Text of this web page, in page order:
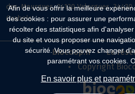
Afin de vous offrir la meilleure
des cookies : pour assurer une
récolter des statistiques afin
du site et vous proposer une
sécurité. Vous pouvez changer
paramétrant vos cookies.
En savoir plus et
des-Mourgues, 34130 Valergues,
Grabels
Biocoop.fr
Le
Copyright